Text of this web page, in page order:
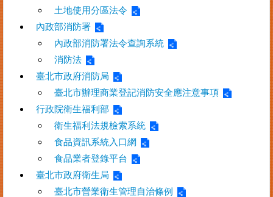
English
土地使用分區法令
內政部消防署
內政部消防署法令查詢系統
消防法
臺北市政府消防局
臺北市辦理商業登記消防安全應注意事項
行政院衛生福利部
衛生福利法規檢索系統
食品資訊系統入口網
食品業者登錄平台
臺北市政府衛生局
臺北市營業衛生管理自治條例